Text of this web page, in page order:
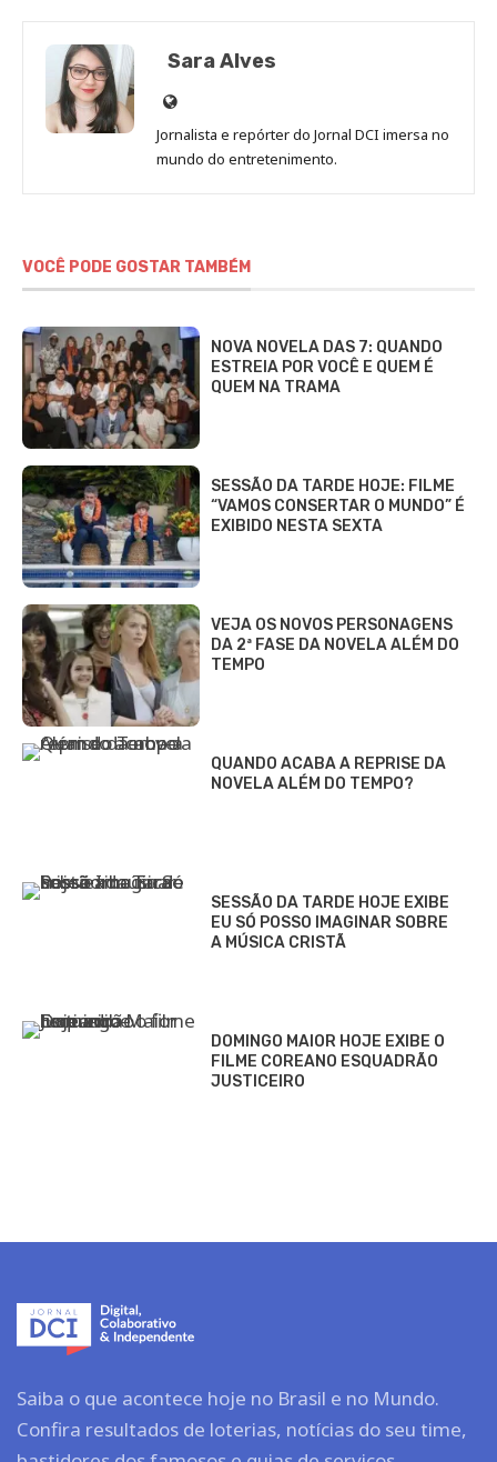
Sara Alves
Site
de
Sara
Jornalista e repórter do Jornal DCI imersa no
mundo do entretenimento.
VOCÊ PODE GOSTAR TAMBÉM
NOVA NOVELA DAS 7: QUANDO
ESTREIA POR VOCÊ E QUEM É
QUEM NA TRAMA
SESSÃO DA TARDE HOJE: FILME
“VAMOS CONSERTAR O MUNDO” É
EXIBIDO NESTA SEXTA
VEJA OS NOVOS PERSONAGENS
DA 2ª FASE DA NOVELA ALÉM DO
TEMPO
QUANDO ACABA A REPRISE DA
NOVELA ALÉM DO TEMPO?
SESSÃO DA TARDE HOJE EXIBE
EU SÓ POSSO IMAGINAR SOBRE
A MÚSICA CRISTÃ
DOMINGO MAIOR HOJE EXIBE O
FILME COREANO ESQUADRÃO
JUSTICEIRO
Saiba o que acontece hoje no Brasil e no Mundo.
Confira resultados de loterias, notícias do seu time,